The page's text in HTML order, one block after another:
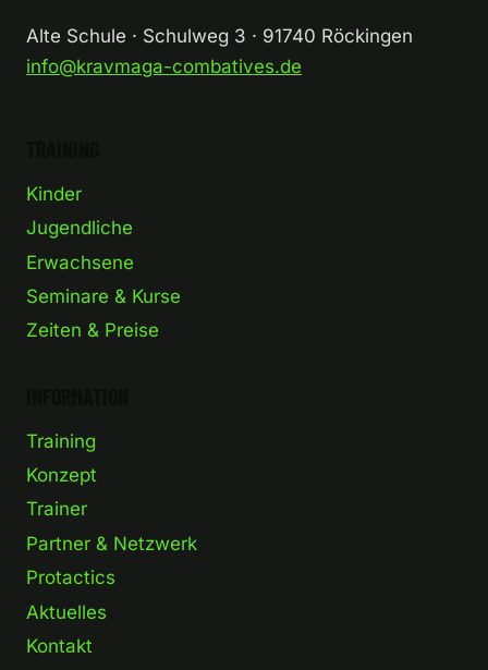
Alte Schule · Schulweg 3 · 91740 Röckingen
info@kravmaga-combatives.de
Kinder
Jugendliche
Erwachsene
Seminare & Kurse
Zeiten & Preise
Training
Konzept
Trainer
Partner & Netzwerk
Protactics
Aktuelles
Kontakt